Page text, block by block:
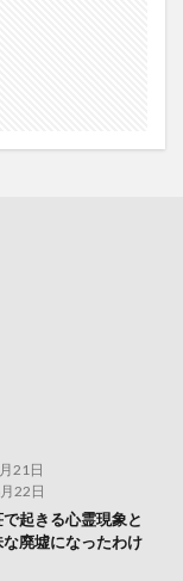
21日
22日
起きる心霊現象と
廃墟になったわけ